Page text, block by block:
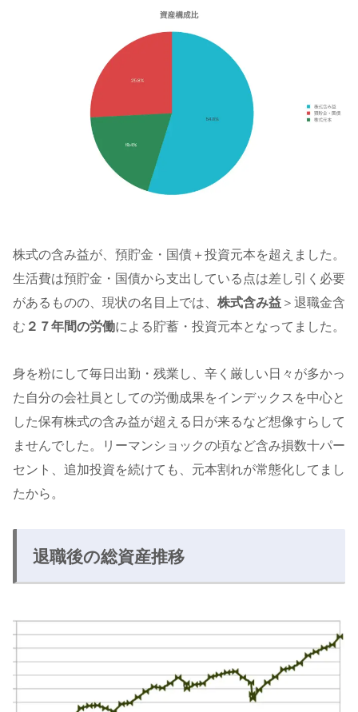
株式の含み益が、預貯金・国債＋投資元本を超えました。
生活費は預貯金・国債から支出している点は差し引く必要
があるものの、現状の名目上では、 株式含み益 ＞退職金含
む ２７年間の労働による貯蓄・投資元本となってました。
身を粉にして毎日出勤・残業し、辛く厳しい日々が多かっ
た自分の会社員としての労働成果をインデックスを中心と
した保有株式の含み益が超える日が来るなど想像すらして
ませんでした。リーマンショックの頃など含み損数十パー
セント、追加投資を続けても、元本割れが常態化してまし
たから。
退職後の総資産推移